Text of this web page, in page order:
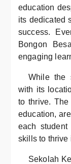
education
its dedicated
success.
Bongon
engaging
While the
with its
to thrive.
education,
each
skills to thrive
Sekolah